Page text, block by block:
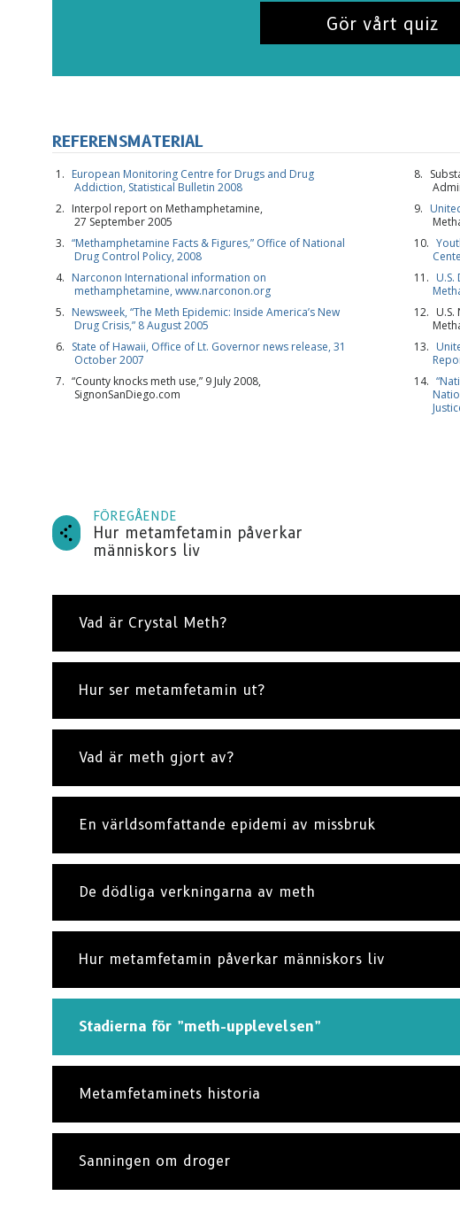
Gör vårt quiz
REFERENSMATERIAL
European Monitoring Centre for Drugs and Drug
Addiction, Statistical Bulletin 2008
Interpol report on Methamphetamine,
27 September 2005
“Methamphetamine Facts & Figures,” Office of National
Drug Control Policy, 2008
Narconon International information on
methamphetamine, www.narconon.org
Newsweek, “The Meth Epidemic: Inside America’s New
Drug Crisis,” 8 August 2005
State of Hawaii, Office of Lt. Governor news release, 31
October 2007
“County knocks meth use,” 9 July 2008,
SignonSanDiego.com
FÖREGÅENDE
Hur metamfetamin påverkar
människors liv
Vad är Crystal Meth?
Hur ser metamfetamin ut?
Vad är meth gjort av?
En världsomfattande epidemi av missbruk
De dödliga verkningarna av meth
Hur metamfetamin påverkar människors liv
Stadierna för ”meth-upplevelsen”
Metamfetaminets historia
Sanningen om droger